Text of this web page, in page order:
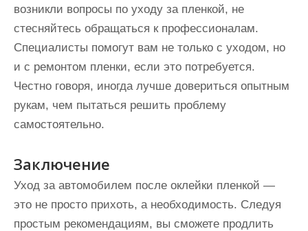
возникли вопросы по уходу за пленкой, не
стесняйтесь обращаться к профессионалам.
Специалисты помогут вам не только с уходом, но
и с ремонтом пленки, если это потребуется.
Честно говоря, иногда лучше довериться опытным
рукам, чем пытаться решить проблему
самостоятельно.
Заключение
Уход за автомобилем после оклейки пленкой —
это не просто прихоть, а необходимость. Следуя
простым рекомендациям, вы сможете продлить